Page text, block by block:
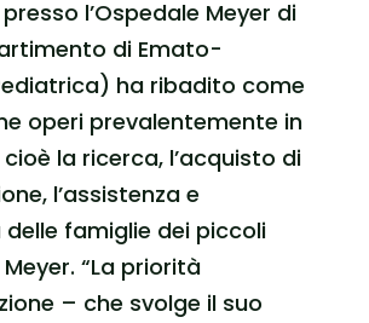
l’Ospedale Meyer di
di Emato-
ha ribadito come
operi prevalentemente in
la ricerca, l’acquisto di
l’assistenza e
famiglie dei piccoli
“La priorità
– che svolge il suo